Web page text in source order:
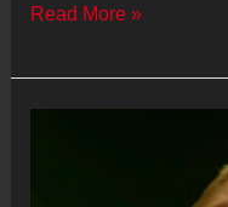
Petro
en
Read More »